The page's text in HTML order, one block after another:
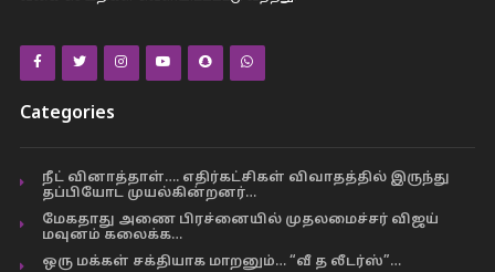
Categories
நீட் வினாத்தாள்…. எதிர்கட்சிகள் விவாதத்தில் இருந்து
தப்பியோட முயல்கின்றனர்…
மேகதாது அணை பிரச்னையில் முதலமைச்சர் விஜய்
மவுனம் கலைக்க…
ஒரு மக்கள் சக்தியாக மாறனும்… “வீ த லீடர்ஸ்”…